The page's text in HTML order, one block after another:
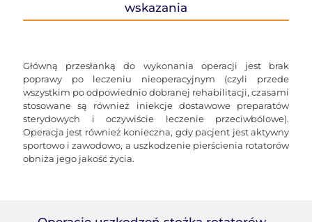
wskazania
Główną przesłanką do wykonania operacji jest brak
poprawy po leczeniu nieoperacyjnym (czyli przede
wszystkim po odpowiednio dobranej rehabilitacji, czasami
stosowane są również iniekcje dostawowe preparatów
sterydowych i oczywiście leczenie przeciwbólowe).
Operacja jest również konieczna, gdy pacjent jest aktywny
sportowo i zawodowo, a uszkodzenie pierścienia rotatorów
obniża jego jakość życia.